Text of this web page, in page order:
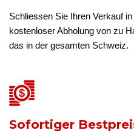
Schliessen Sie Ihren Verkauf
kostenloser Abholung von zu
das in der gesamten Schweiz.
Sofortiger